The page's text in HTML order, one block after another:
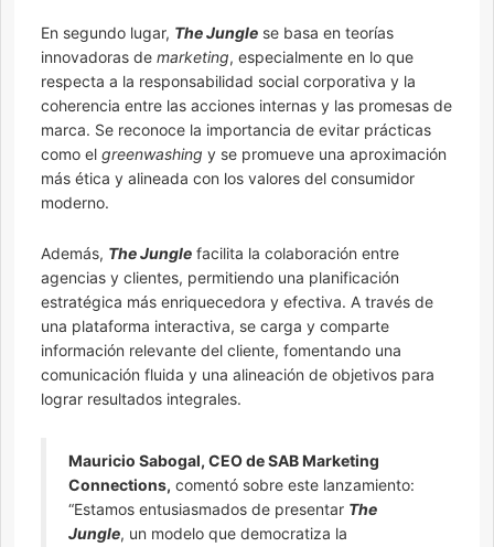
En segundo lugar, The Jungle se basa en teorías
innovadoras de marketing, especialmente en lo que
respecta a la responsabilidad social corporativa y la
coherencia entre las acciones internas y las promesas de
marca. Se reconoce la importancia de evitar prácticas
como el greenwashing y se promueve una aproximación
más ética y alineada con los valores del consumidor
moderno.
Además, The Jungle facilita la colaboración entre
agencias y clientes, permitiendo una planificación
estratégica más enriquecedora y efectiva. A través de
una plataforma interactiva, se carga y comparte
información relevante del cliente, fomentando una
comunicación fluida y una alineación de objetivos para
lograr resultados integrales.
Mauricio Sabogal, CEO de SAB Marketing
Connections, comentó sobre este lanzamiento:
“Estamos entusiasmados de presentar The
Jungle, un modelo que democratiza la